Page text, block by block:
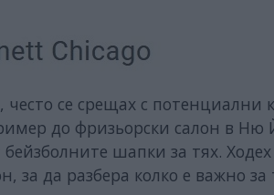
често се срещах с
до фризьорски салон в Ню
шапки за тях.
да разбера колко е важно